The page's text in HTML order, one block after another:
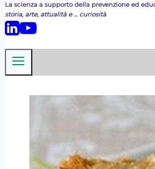
La scienza a supporto della prevenzione ed
storia, arte, attualità e ... curiosità